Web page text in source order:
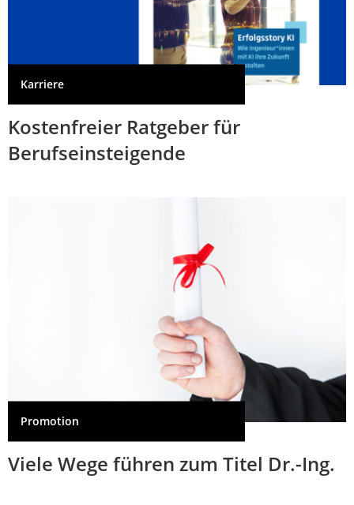
Karriere
Kostenfreier Ratgeber für
Berufseinsteigende
Promotion
Viele Wege führen zum Titel Dr.-Ing.